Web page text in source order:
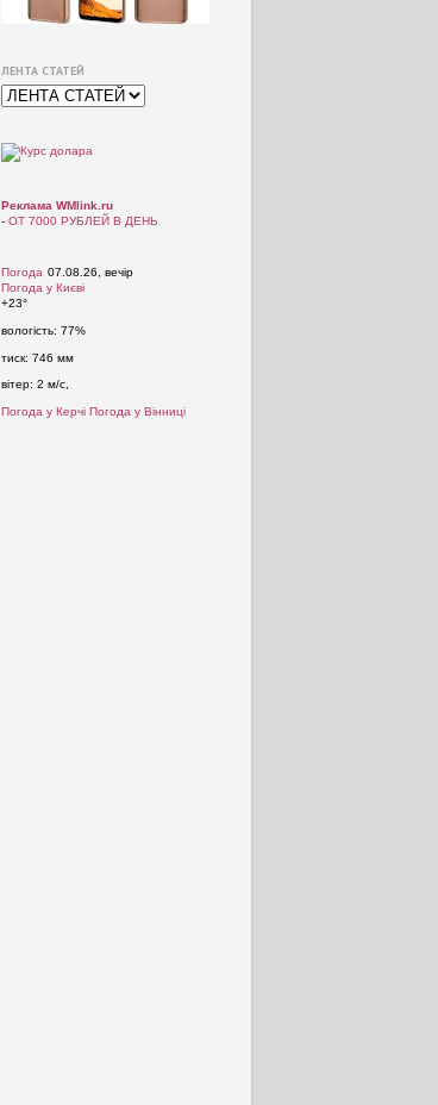
ЛЕНТА СТАТЕЙ
Реклама WMlink.ru
- ОТ 7000 РУБЛЕЙ В ДЕНЬ
Погода 07.08.26, вечір
Погода у Києві
+23°
вологість: 77%
тиск: 746 мм
вітер: 2 м/с,
Погода у Керчі Погода у Вінниці